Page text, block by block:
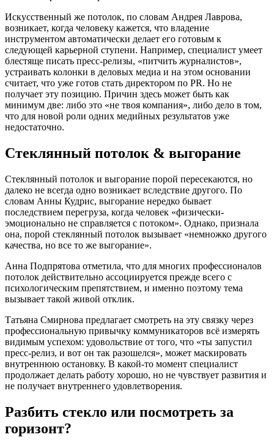
Искусственный же потолок, по словам Андрея Лаврова,
возникает, когда человеку кажется, что владение
инструментом автоматически делает его готовым к
следующей карьерной ступени. Например, специалист умеет
блестяще писать пресс-релизы, «питчить журналистов»,
устраивать колонки в деловых медиа и на этом основании
считает, что уже готов стать директором по PR. Но не
получает эту позицию. Причин здесь может быть как
минимум две: либо это «не твоя компания», либо дело в том,
что для новой роли одних медийных результатов уже
недостаточно.
Стеклянный потолок & выгорание
Стеклянный потолок и выгорание порой пересекаются, но
далеко не всегда одно возникает вследствие другого. По
словам Анны Кудрис, выгорание нередко бывает
последствием перегруза, когда человек «физически-
эмоционально не справляется с потоком». Однако, признала
она, порой стеклянный потолок вызывает «немножко другого
качества, но все то же выгорание».
Анна Подпрятова отметила, что для многих профессионалов
потолок действительно ассоциируется прежде всего с
психологическим препятствием, и именно поэтому тема
вызывает такой живой отклик.
Татьяна Смирнова предлагает смотреть на эту связку через
профессиональную привычку коммуникаторов всё измерять
видимым успехом: удовольствие от того, что «ты запустил
пресс-релиз, и вот он так разошелся», может маскировать
внутреннюю остановку. В какой-то момент специалист
продолжает делать работу хорошо, но не чувствует развития и
не получает внутреннего удовлетворения.
Разбить стекло или посмотреть за
горизонт?